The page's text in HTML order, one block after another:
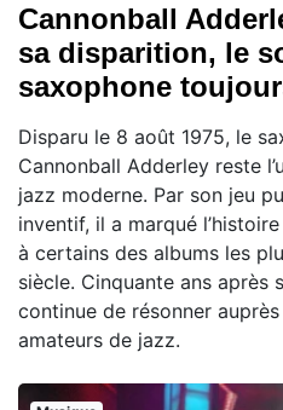
Cannonball
sa disparition, le
saxophone
Disparu le 8 août 1975, le
Cannonball Adderley reste
jazz moderne. Par son jeu
inventif, il a marqué
à certains des albums les
siècle. Cinquante ans après
continue de résonner
amateurs de jazz.